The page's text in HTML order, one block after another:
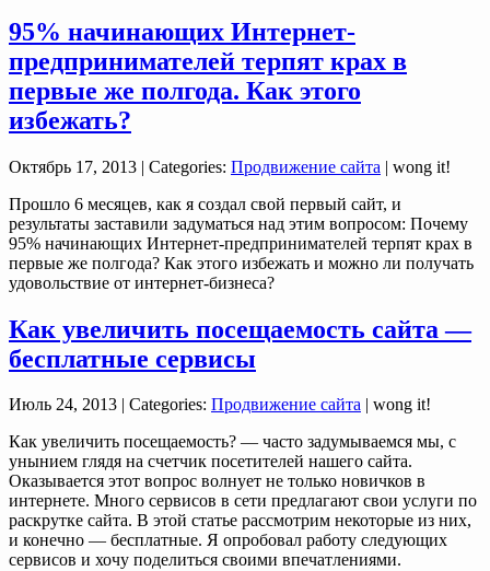
95% начинающих Интернет-
предпринимателей терпят крах в
первые же полгода. Как этого
избежать?
Октябрь 17, 2013 | Categories: Продвижение сайта | wong it!
Прошло 6 месяцев, как я создал свой первый сайт, и
результаты заставили задуматься над этим вопросом: Почему
95% начинающих Интернет-предпринимателей терпят крах в
первые же полгода? Как этого избежать и можно ли получать
удовольствие от интернет-бизнеса?
Как увеличить посещаемость сайта —
бесплатные сервисы
Июль 24, 2013 | Categories: Продвижение сайта | wong it!
Как увеличить посещаемость? — часто задумываемся мы, с
унынием глядя на счетчик посетителей нашего сайта.
Оказывается этот вопрос волнует не только новичков в
интернете. Много сервисов в сети предлагают свои услуги по
раскрутке сайта. В этой статье рассмотрим некоторые из них,
и конечно — бесплатные. Я опробовал работу следующих
сервисов и хочу поделиться своими впечатлениями.